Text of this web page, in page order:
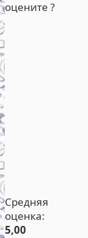
оцените ?
Средняя
оценка:
5,00